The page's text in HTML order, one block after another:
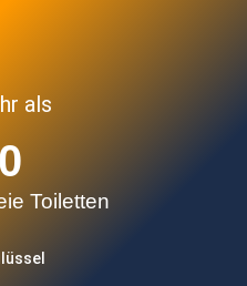
als
Toiletten
0